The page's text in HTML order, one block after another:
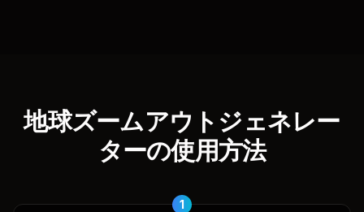
地球ズームアウトジェネレー
ターの使用方法
1